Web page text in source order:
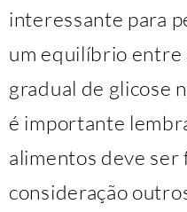
interessante para
um equilíbrio entre
gradual de glicose
é importante
alimentos deve ser
consideração